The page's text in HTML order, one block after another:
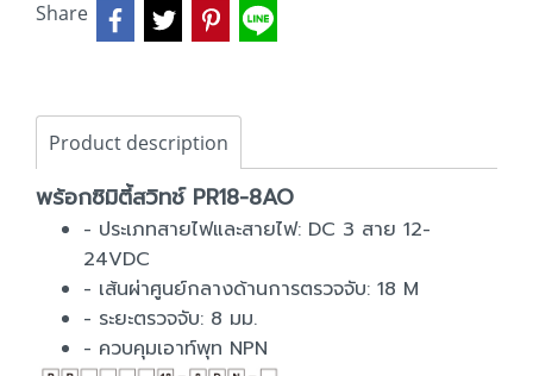
Share
Product description
พร้อกซิมิตี้สวิทช์ PR18-8AO
- ประเภทสายไฟและสายไฟ: DC 3 สาย 12-
24VDC
- เส้นผ่าศูนย์กลางด้านการตรวจจับ: 18 M
- ระยะตรวจจับ: 8 มม.
- ควบคุมเอาท์พุท NPN